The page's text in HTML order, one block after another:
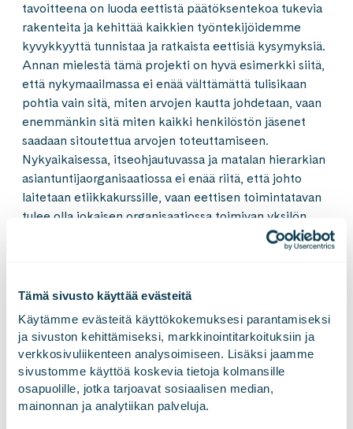
Tämä sivusto käyttää evästeitä
Käytämme evästeitä käyttökokemuksesi parantamiseksi
ja sivuston kehittämiseksi, markkinointitarkoituksiin ja
verkkosivuliikenteen analysoimiseen. Lisäksi jaamme
sivustomme käyttöä koskevia tietoja kolmansille
osapuolille, jotka tarjoavat sosiaalisen median,
mainonnan ja analytiikan palveluja.
tavoitteena on luoda eettistä päätöksentekoa tukevia
rakenteita ja kehittää kaikkien työntekijöidemme
kyvykkyyttä tunnistaa ja ratkaista eettisiä kysymyksiä.
Annan mielestä tämä projekti on hyvä esimerkki siitä,
että nykymaailmassa ei enää välttämättä tulisikaan
pohtia vain sitä, miten arvojen kautta johdetaan, vaan
enemmänkin sitä miten kaikki henkilöstön jäsenet
saadaan sitoutettua arvojen toteuttamiseen.
Nykyaikaisessa, itseohjautuvassa ja matalan hierarkian
asiantuntijaorganisaatiossa ei enää riitä, että johto
laitetaan etiikkakurssille, vaan eettisen toimintatavan
tulee olla jokaisen organisaatiossa toimivan yksilön
kannalta synnyttävätkö ne eettistä toimijuutta,
luovatko ne vastuun tunnetta jokaiselle ihmiselle vai
onko vastuu päinvastoin ulkoistettu esimerkiksi
jollekin ”yritysvastuutiimille”: Tätä ajattelutapaa tulisi
pyrkiä hälventämään.
Kysyn miten hyväntekeväisyystoiminta sitten vaikuttaa